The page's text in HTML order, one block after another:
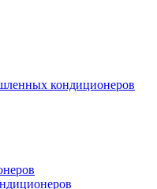
кондиционеров